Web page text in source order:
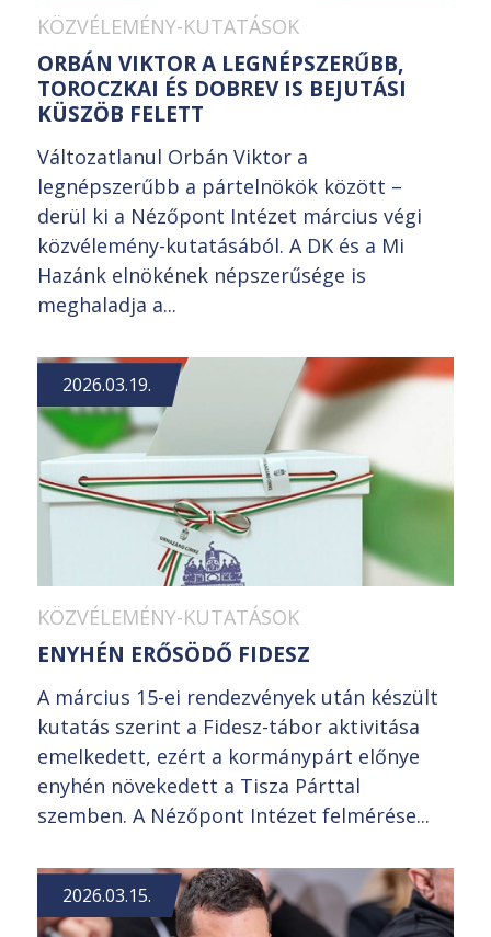
KÖZVÉLEMÉNY-KUTATÁSOK
ORBÁN VIKTOR A LEGNÉPSZERŰBB,
TOROCZKAI ÉS DOBREV IS BEJUTÁSI
KÜSZÖB FELETT
Változatlanul Orbán Viktor a
legnépszerűbb a pártelnökök között –
derül ki a Nézőpont Intézet március végi
közvélemény-kutatásából. A DK és a Mi
Hazánk elnökének népszerűsége is
meghaladja a...
2026.03.19.
KÖZVÉLEMÉNY-KUTATÁSOK
ENYHÉN ERŐSÖDŐ FIDESZ
A március 15-ei rendezvények után készült
kutatás szerint a Fidesz-tábor aktivitása
emelkedett, ezért a kormánypárt előnye
enyhén növekedett a Tisza Párttal
szemben. A Nézőpont Intézet felmérése...
2026.03.15.